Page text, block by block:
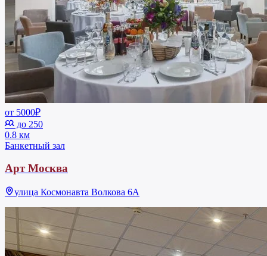
от 5000₽
до 250
0.8 км
Банкетный зал
Арт Москва
улица Космонавта Волкова 6А